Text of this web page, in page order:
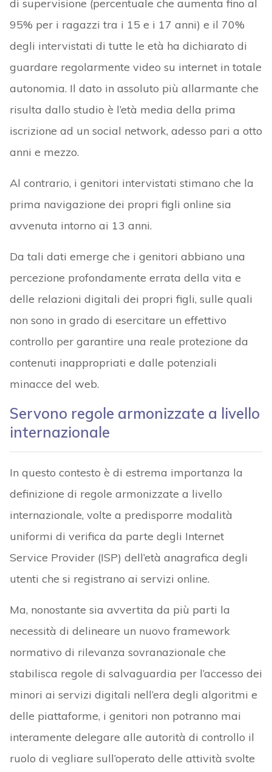
di supervisione (percentuale che aumenta fino al
95% per i ragazzi tra i 15 e i 17 anni) e il 70%
degli intervistati di tutte le età ha dichiarato di
guardare regolarmente video su internet in totale
autonomia. Il dato in assoluto più allarmante che
risulta dallo studio è l’età media della prima
iscrizione ad un social network, adesso pari a otto
anni e mezzo.
Al contrario, i genitori intervistati stimano che la
prima navigazione dei propri figli online sia
avvenuta intorno ai 13 anni.
Da tali dati emerge che i genitori abbiano una
percezione profondamente errata della vita e
delle relazioni digitali dei propri figli, sulle quali
non sono in grado di esercitare un effettivo
controllo per garantire una reale protezione da
contenuti inappropriati e dalle potenziali
minacce del web.
Servono regole armonizzate a livello
internazionale
In questo contesto è di estrema importanza la
definizione di regole armonizzate a livello
internazionale, volte a predisporre modalità
uniformi di verifica da parte degli Internet
Service Provider (ISP) dell’età anagrafica degli
utenti che si registrano ai servizi online.
Ma, nonostante sia avvertita da più parti la
necessità di delineare un nuovo framework
normativo di rilevanza sovranazionale che
stabilisca regole di salvaguardia per l’accesso dei
minori ai servizi digitali nell’era degli algoritmi e
delle piattaforme, i genitori non potranno mai
interamente delegare alle autorità di controllo il
ruolo di vegliare sull’operato delle attività svolte